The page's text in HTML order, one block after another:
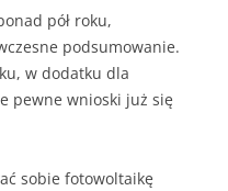
pół roku,
podsumowanie.
w dodatku dla
pewne wnioski już się
sobie fotowoltaikę